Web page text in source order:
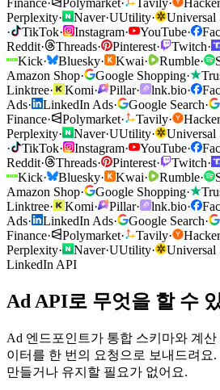
Perplexity· Naver·UUtility·
Universal
·
TikTok· Instagram· YouTube·
Reddit· Threads· Pinterest· Twitch·
Kick· Bluesky· Kwai· Rumble·
Amazon Shop· Google Shopping·
Linktree· Komi· Pillar· lnk.bio·
Ads· LinkedIn Ads· Google Search·
Finance· Polymarket· Tavily·
Perplexity· Naver·UUtility·
Universal
·
TikTok· Instagram· YouTube·
Reddit· Threads· Pinterest· Twitch·
Kick· Bluesky· Kwai· Rumble·
Amazon Shop· Google Shopping·
Linktree· Komi· Pillar· lnk.bio·
Ads· LinkedIn Ads· Google Search·
Finance· Polymarket· Tavily·
Perplexity· Naver·UUtility·
Universal
LinkedIn API
Ad API로 무엇을 할 수
Ad 엔드포인트가 통합 스키마와 계산
이터를 한 번의 요청으로 보내드려요
만들거나 유지할 필요가 없어요.